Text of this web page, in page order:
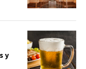
y